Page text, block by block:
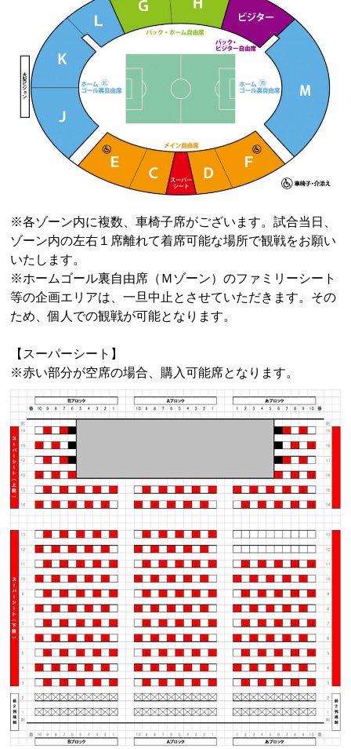
※各ゾーン内に複数、車椅子席がございます。試合当日、
ゾーン内の左右１席離れて着席可能な場所で観戦をお願い
いたします。
※ホームゴール裏自由席（Ｍゾーン）のファミリーシート
等の企画エリアは、一旦中止とさせていただきます。その
ため、個人での観戦が可能となります。
【スーパーシート】
※赤い部分が空席の場合、購入可能席となります。